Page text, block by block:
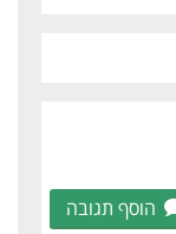
הוסף תגובה